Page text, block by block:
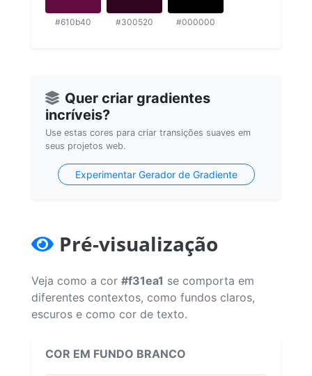
#610b40 #300520 #000000
Quer criar gradientes
incríveis?
Use estas cores para criar transições suaves em
seus projetos web.
Experimentar Gerador de Gradiente
Pré-visualização
Veja como a cor #f31ea1 se comporta em
diferentes contextos, como fundos claros,
escuros e como cor de texto.
COR EM FUNDO BRANCO